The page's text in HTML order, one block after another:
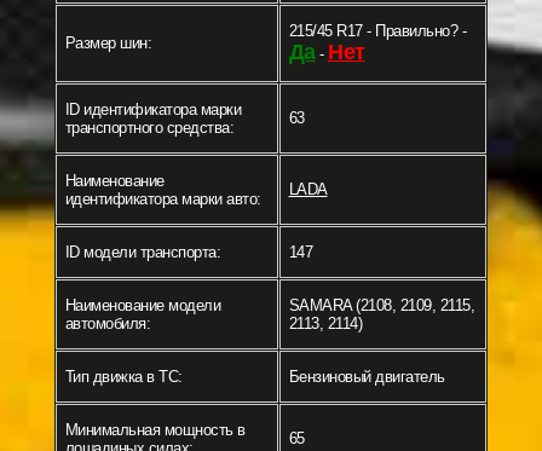
Размер шин:
215/45 R17 - Правильно? -
Да- Нет
ID идентификатора марки
транспортного средства:
63
Наименование
идентификатора марки авто:
LADA
ID модели транспорта: 147
Наименование модели
автомобиля:
SAMARA (2108, 2109, 2115,
2113, 2114)
Тип движка в ТС: Бензиновый двигатель
Минимальная мощность в
65